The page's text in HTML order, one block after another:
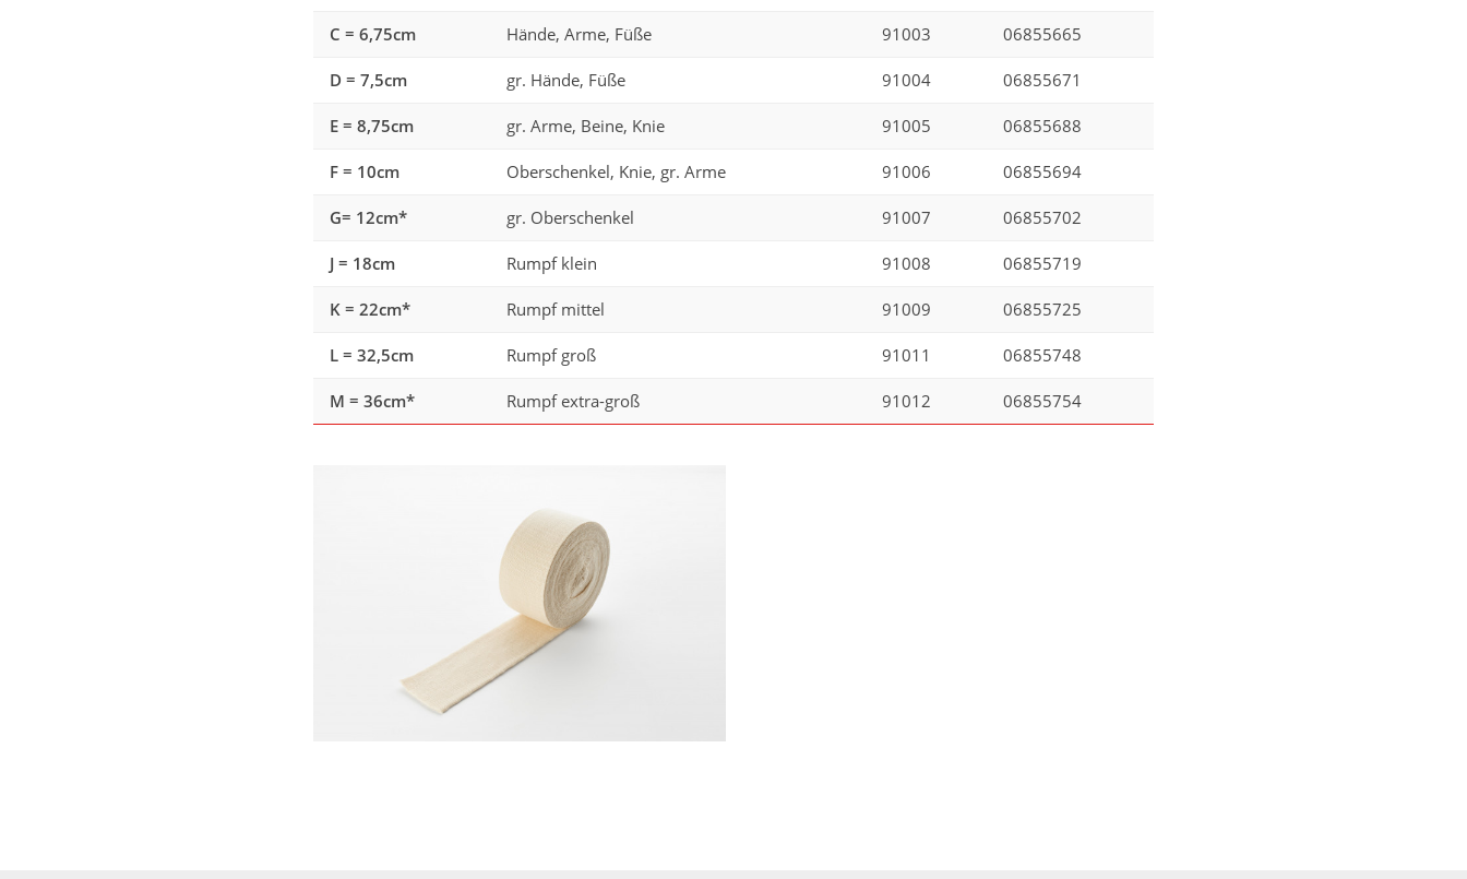
C = 6,75cm Hände, Arme, Füße 91003 06855665
D = 7,5cm gr. Hände, Füße 91004 06855671
E = 8,75cm gr. Arme, Beine, Knie 91005 06855688
F = 10cm Oberschenkel, Knie, gr. Arme 91006 06855694
G= 12cm* gr. Oberschenkel 91007 06855702
J = 18cm Rumpf klein 91008 06855719
K = 22cm* Rumpf mittel 91009 06855725
L = 32,5cm Rumpf groß 91011 06855748
M = 36cm* Rumpf extra-groß 91012 06855754